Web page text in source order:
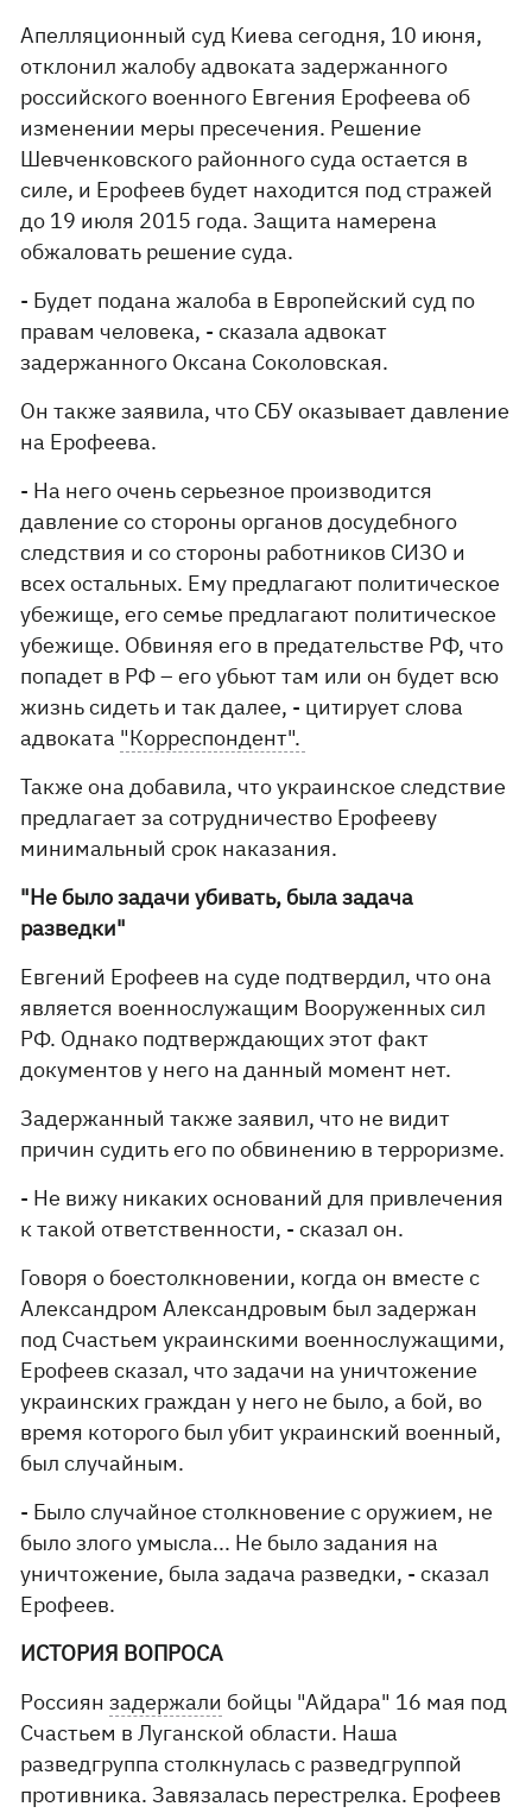
Апелляционный суд Киева сегодня, 10 июня,
отклонил жалобу адвоката задержанного
российского военного Евгения Ерофеева об
изменении меры пресечения. Решение
Шевченковского районного суда остается в
силе, и Ерофеев будет находится под стражей
до 19 июля 2015 года. Защита намерена
обжаловать решение суда.
- Будет подана жалоба в Европейский суд по
правам человека, - сказала адвокат
задержанного Оксана Соколовская.
Он также заявила, что СБУ оказывает давление
на Ерофеева.
- На него очень серьезное производится
давление со стороны органов досудебного
следствия и со стороны работников СИЗО и
всех остальных. Ему предлагают политическое
убежище, его семье предлагают политическое
убежище. Обвиняя его в предательстве РФ, что
попадет в РФ – его убьют там или он будет всю
жизнь сидеть и так далее, - цитирует слова
адвоката "Корреспондент".
Также она добавила, что украинское следствие
предлагает за сотрудничество Ерофееву
минимальный срок наказания.
"Не было задачи убивать, была задача
разведки"
Евгений Ерофеев на суде подтвердил, что она
является военнослужащим Вооруженных сил
РФ. Однако подтверждающих этот факт
документов у него на данный момент нет.
Задержанный также заявил, что не видит
причин судить его по обвинению в терроризме.
- Не вижу никаких оснований для привлечения
к такой ответственности, - сказал он.
Говоря о боестолкновении, когда он вместе с
Александром Александровым был задержан
под Счастьем украинскими военнослужащими,
Ерофеев сказал, что задачи на уничтожение
украинских граждан у него не было, а бой, во
время которого был убит украинский военный,
был случайным.
- Было случайное столкновение с оружием, не
было злого умысла... Не было задания на
уничтожение, была задача разведки, - сказал
Ерофеев.
ИСТОРИЯ ВОПРОСА
Россиянзадержали бойцы "Айдара" 16 мая под
Счастьем в Луганской области. Наша
разведгруппа столкнулась с разведгруппой
противника. Завязалась перестрелка. Ерофеев